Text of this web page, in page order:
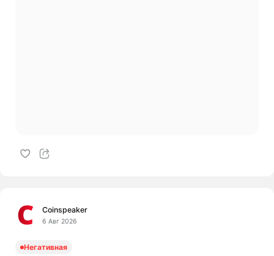
Coinspeaker
6 Авг 2026
Негативная